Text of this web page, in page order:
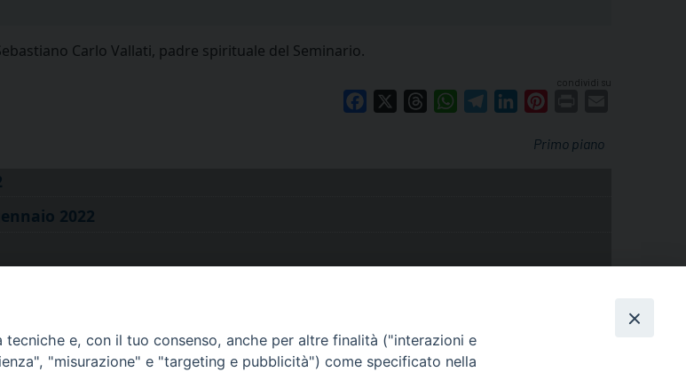
Carlo Vallati, padre spirituale del Seminario.
condividi su
Facebook ThreadsWhatsAppTelegramLinkedIn
Primo piano
2022
2022 - 30 gennaio 2022
e, con il tuo consenso, anche per altre finalità ("interazioni e
"misurazione" e "targeting e pubblicità") come specificato nella